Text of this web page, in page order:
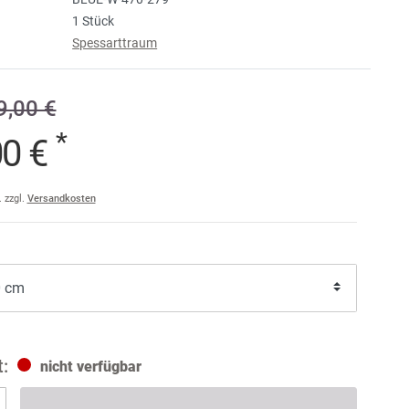
1 Stück
Spessarttraum
€
€ *
zzgl. Versandkosten
nicht verfügbar